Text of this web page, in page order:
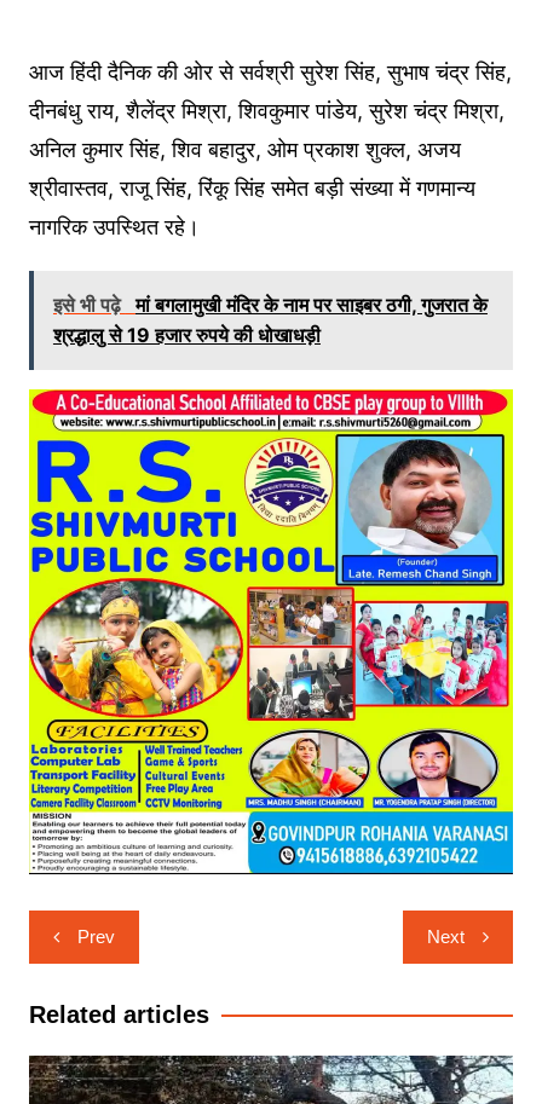
आज हिंदी दैनिक की ओर से सर्वश्री सुरेश सिंह, सुभाष चंद्र सिंह,
दीनबंधु राय, शैलेंद्र मिश्रा, शिवकुमार पांडेय, सुरेश चंद्र मिश्रा,
अनिल कुमार सिंह, शिव बहादुर, ओम प्रकाश शुक्ल, अजय
श्रीवास्तव, राजू सिंह, रिंकू सिंह समेत बड़ी संख्या में गणमान्य
नागरिक उपस्थित रहे।
इसे भी पढ़े मां बगलामुखी मंदिर के नाम पर साइबर ठगी, गुजरात के
श्रद्धालु से 19 हजार रुपये की धोखाधड़ी
Post
navigation
Prev Next
Related articles